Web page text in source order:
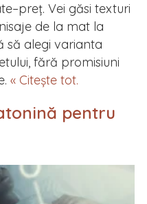
Vei găsi texturi
de la mat la
să alegi varianta
fără promisiuni
« Citește tot.
pentru